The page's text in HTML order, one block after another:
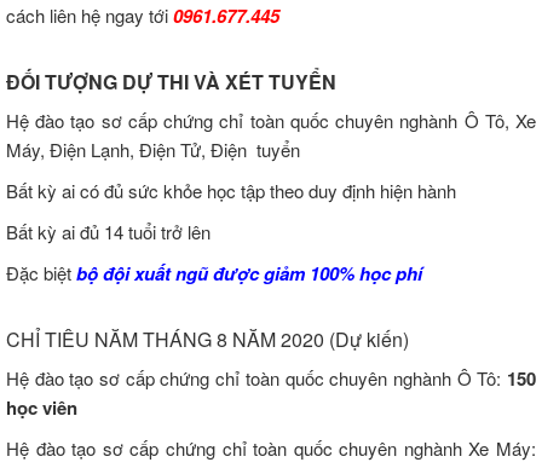
cách liên hệ ngay tới0961.677.445
ĐỐI TƯỢNG DỰ THI VÀ XÉT TUYỂN
Hệ đào tạo sơ cấp chứng chỉ toàn quốc chuyên nghành Ô Tô, Xe
Máy, Điện Lạnh, Điện Tử, Điện tuyển
Bất kỳ ai có đủ sức khỏe học tập theo duy định hiện hành
Bất kỳ ai đủ 14 tuổi trở lên
Đặc biệtbộ đội xuất ngũ được giảm 100% học phí
CHỈ TIÊU NĂM THÁNG 8 NĂM 2020 (Dự kiến)
Hệ đào tạo sơ cấp chứng chỉ toàn quốc chuyên nghành Ô Tô: 150
học viên
Hệ đào tạo sơ cấp chứng chỉ toàn quốc chuyên nghành Xe Máy: